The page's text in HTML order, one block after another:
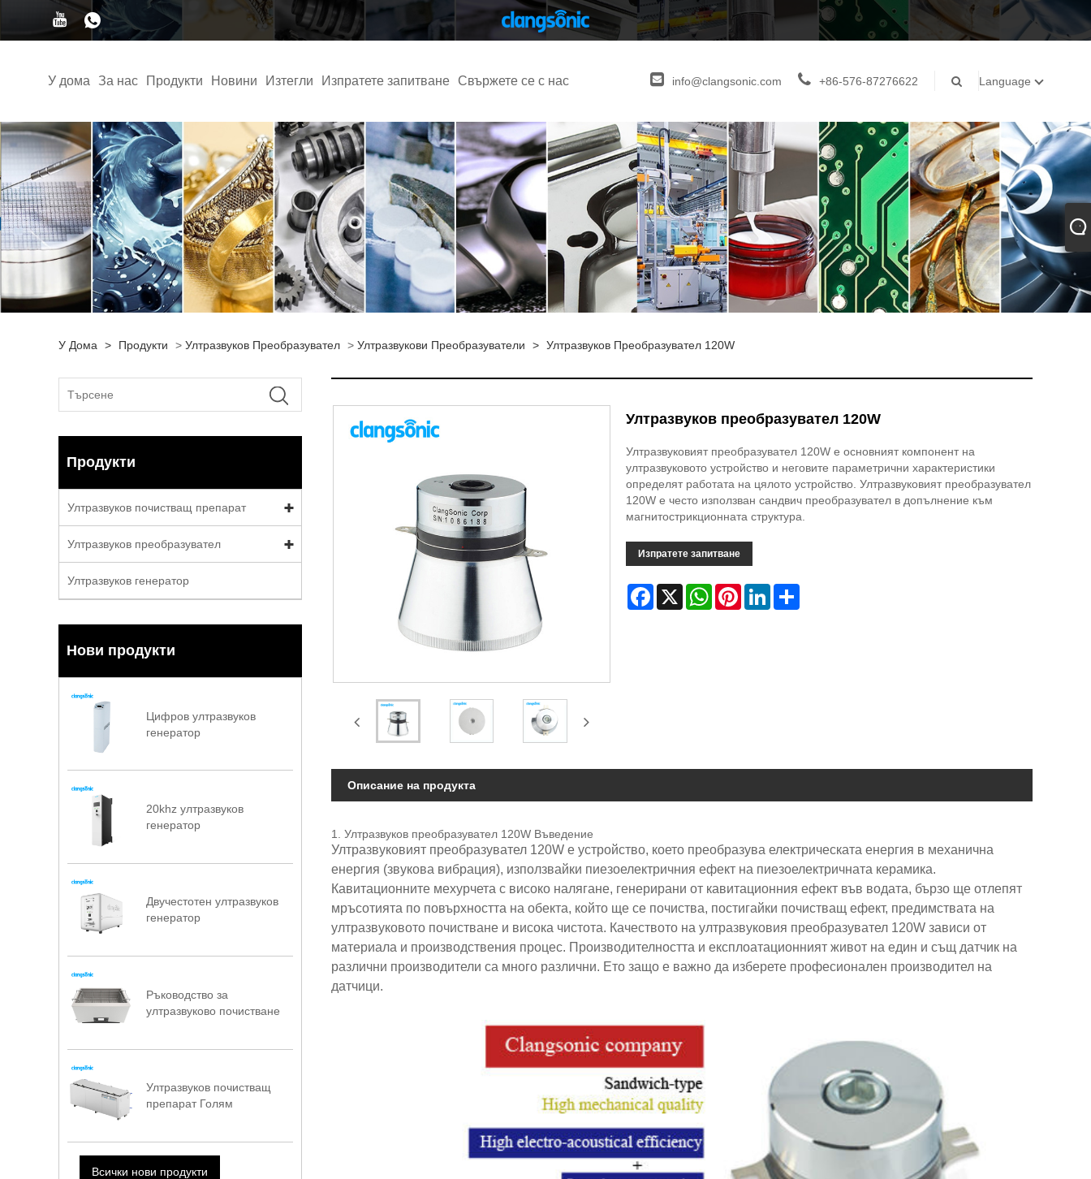
У дома За нас Продукти Новини Изтегли Изпратете запитване Свържете се с нас info@clangsonic.com +86-576-87276622 Language
У Дома > Продукти > Ултразвуков Преобразувател > Ултразвукови Преобразуватели > Ултразвуков Преобразувател 120W
Продукти
Ултразвуков почистващ препарат
Ултразвуков преобразувател
Ултразвуков генератор
Нови продукти
Цифров ултразвуков
генератор
20khz ултразвуков
генератор
Двучестотен ултразвуков
генератор
Ръководство за
ултразвуково почистване
Ултразвуков почистващ
препарат Голям
Всички нови продукти
Ултразвуков преобразувател 120W
Ултразвуковият преобразувател 120W е основният компонент на
ултразвуковото устройство и неговите параметрични характеристики
определят работата на цялото устройство. Ултразвуковият преобразувател
120W е често използван сандвич преобразувател в допълнение към
магнитострикционната структура.
Изпратете запитване
Facebook
X WhatsAppPinterestLinkedInShare
Описание на продукта
1. Ултразвуков преобразувател 120W Въведение
Ултразвуковият преобразувател 120W е устройство, което преобразува електрическата енергия в механична
енергия (звукова вибрация), използвайки пиезоелектричния ефект на пиезоелектричната керамика.
Кавитационните мехурчета с високо налягане, генерирани от кавитационния ефект във водата, бързо ще отлепят
мръсотията по повърхността на обекта, който ще се почиства, постигайки почистващ ефект, предимствата на
ултразвуковото почистване и висока чистота. Качеството на ултразвуковия преобразувател 120W зависи от
материала и производствения процес. Производителността и експлоатационният живот на един и същ датчик на
различни производители са много различни. Ето защо е важно да изберете професионален производител на
датчици.